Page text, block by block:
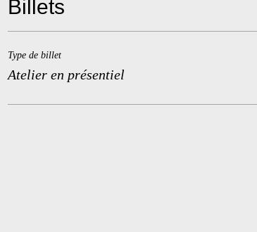
Billets
Type de billet
Atelier en présentiel